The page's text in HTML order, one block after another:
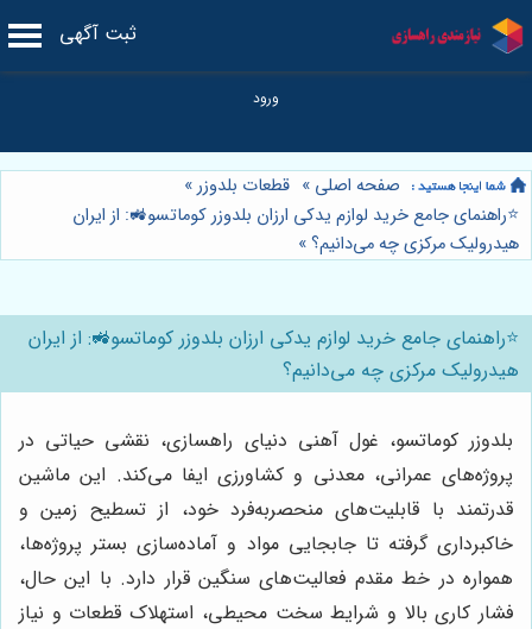
ثبت آگهی
صفحه اصلی » قطعات بلدوزر»
⭐️راهنمای جامع خرید لوازم یدکی ارزان بلدوزر کوماتسو🚜: از ایران
هیدرولیک مرکزی چه می‌دانیم؟»
⭐️راهنمای جامع خرید لوازم یدکی ارزان بلدوزر کوماتسو🚜: از ایران
هیدرولیک مرکزی چه می‌دانیم؟
بلدوزر کوماتسو، غول آهنی دنیای راهسازی، نقشی حیاتی در
پروژه‌های عمرانی، معدنی و کشاورزی ایفا می‌کند. این ماشین
قدرتمند با قابلیت‌های منحصربه‌فرد خود، از تسطیح زمین و
خاکبرداری گرفته تا جابجایی مواد و آماده‌سازی بستر پروژه‌ها،
همواره در خط مقدم فعالیت‌های سنگین قرار دارد. با این حال،
فشار کاری بالا و شرایط سخت محیطی، استهلاک قطعات و نیاز